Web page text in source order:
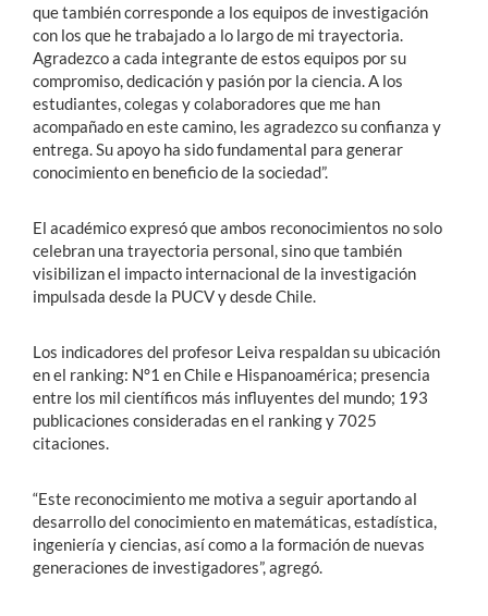
que también corresponde a los equipos de investigación
con los que he trabajado a lo largo de mi trayectoria.
Agradezco a cada integrante de estos equipos por su
compromiso, dedicación y pasión por la ciencia. A los
estudiantes, colegas y colaboradores que me han
acompañado en este camino, les agradezco su confianza y
entrega. Su apoyo ha sido fundamental para generar
conocimiento en beneficio de la sociedad”.
El académico expresó que ambos reconocimientos no solo
celebran una trayectoria personal, sino que también
visibilizan el impacto internacional de la investigación
impulsada desde la PUCV y desde Chile.
Los indicadores del profesor Leiva respaldan su ubicación
en el ranking: N°1 en Chile e Hispanoamérica; presencia
entre los mil científicos más influyentes del mundo; 193
publicaciones consideradas en el ranking y 7025
citaciones.
“Este reconocimiento me motiva a seguir aportando al
desarrollo del conocimiento en matemáticas, estadística,
ingeniería y ciencias, así como a la formación de nuevas
generaciones de investigadores”, agregó.